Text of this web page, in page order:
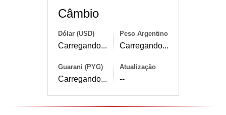
Câmbio
Dólar (USD)
Carregando...
Peso Argentino
Carregando...
Guarani (PYG)
Carregando...
Atualização
--